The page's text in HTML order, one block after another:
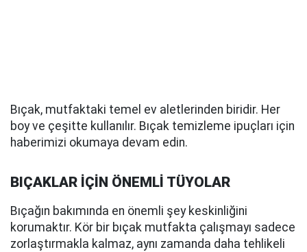
Bıçak, mutfaktaki temel ev aletlerinden biridir. Her
boy ve çeşitte kullanılır. Bıçak temizleme ipuçları için
haberimizi okumaya devam edin.
BIÇAKLAR İÇİN ÖNEMLİ TÜYOLAR
Bıçağın bakımında en önemli şey keskinliğini
korumaktır. Kör bir bıçak mutfakta çalışmayı sadece
zorlaştırmakla kalmaz, aynı zamanda daha tehlikeli